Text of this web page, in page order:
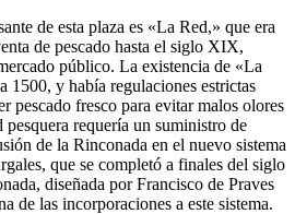
de esta plaza es «La Red,» que era
de pescado hasta el siglo XIX,
público. La existencia de «La
1500, y había regulaciones estrictas
pescado fresco para evitar malos olores
requería un suministro de
de la Rinconada en el nuevo sistema
que se completó a finales del siglo
diseñada por Francisco de Praves
de las incorporaciones a este sistema.